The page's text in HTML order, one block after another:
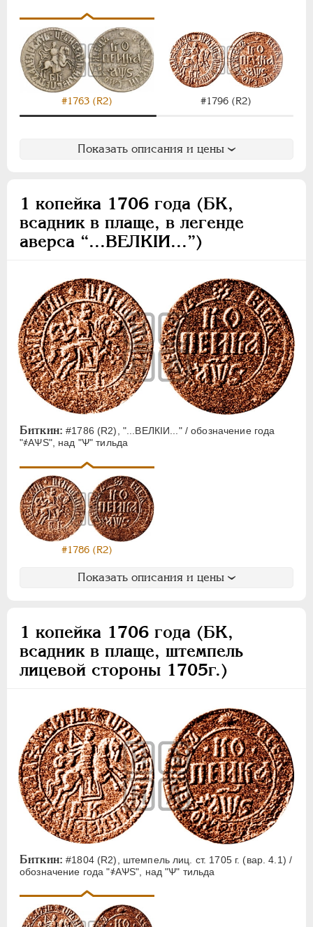
#1763 (R2) #1796 (R2)
Показать описания и цены
1 копейка 1706 года (БК,
всадник в плаще, в легенде
аверса “...ВЕЛКIИ...”)
Биткин: #1786 (R2), "...ВЕЛКIИ..." / обозначение года
"҂АѰS", над "Ѱ" тильда
#1786 (R2)
Показать описания и цены
1 копейка 1706 года (БК,
всадник в плаще, штемпель
лицевой стороны 1705г.)
Биткин: #1804 (R2), штемпель лиц. ст. 1705 г. (вар. 4.1) /
обозначение года "҂АѰS", над "Ѱ" тильда